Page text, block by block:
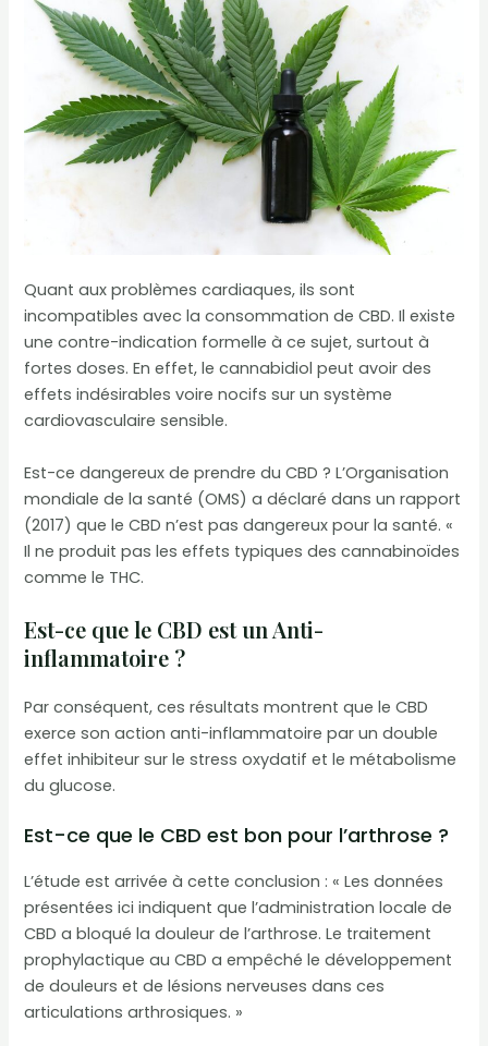
Quant aux problèmes cardiaques, ils sont
incompatibles avec la consommation de CBD. Il existe
une contre-indication formelle à ce sujet, surtout à
fortes doses. En effet, le cannabidiol peut avoir des
effets indésirables voire nocifs sur un système
cardiovasculaire sensible.
Est-ce dangereux de prendre du CBD ? L’Organisation
mondiale de la santé (OMS) a déclaré dans un rapport
(2017) que le CBD n’est pas dangereux pour la santé. «
Il ne produit pas les effets typiques des cannabinoïdes
comme le THC.
Est-ce que le CBD est un Anti-
inflammatoire ?
Par conséquent, ces résultats montrent que le CBD
exerce son action anti-inflammatoire par un double
effet inhibiteur sur le stress oxydatif et le métabolisme
du glucose.
Est-ce que le CBD est bon pour l’arthrose ?
L’étude est arrivée à cette conclusion : « Les données
présentées ici indiquent que l’administration locale de
CBD a bloqué la douleur de l’arthrose. Le traitement
prophylactique au CBD a empêché le développement
de douleurs et de lésions nerveuses dans ces
articulations arthrosiques. »